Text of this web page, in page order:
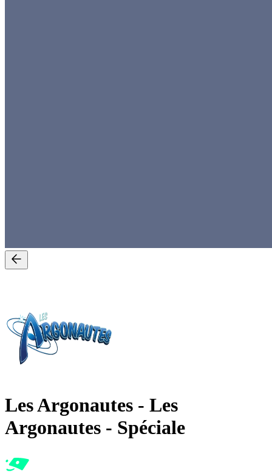
Les Argonautes - Les
Argonautes - Spéciale